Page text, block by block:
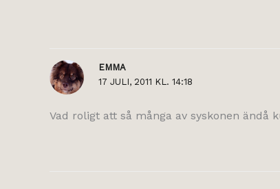
EMMA
17 JULI, 2011 KL. 14:18
Vad roligt att så många av syskonen